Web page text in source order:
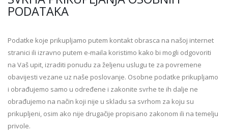
PODATAKA
Podatke koje prikupljamo putem kontakt obrasca na našoj internet
stranici ili izravno putem e-maila koristimo kako bi mogli odgovoriti
na Vaš upit, izraditi ponudu za željenu uslugu te za povremene
obavijesti vezane uz naše poslovanje. Osobne podatke prikupljamo
i obrađujemo samo u određene i zakonite svrhe te ih dalje ne
obrađujemo na način koji nije u skladu sa svrhom za koju su
prikupljeni, osim ako nije drugačije propisano zakonom ili na temelju
privole.